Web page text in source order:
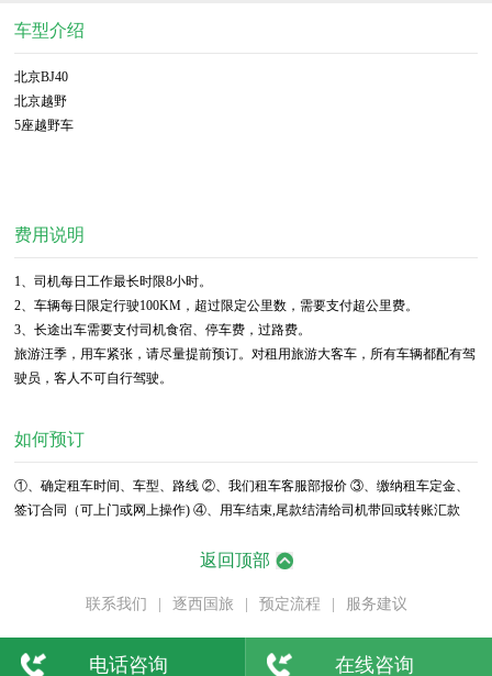
车型介绍
北京BJ40
北京越野
5座越野车
费用说明
1、司机每日工作最长时限8小时。
2、车辆每日限定行驶100KM，超过限定公里数，需要支付超公里费。
3、长途出车需要支付司机食宿、停车费，过路费。
旅游汪季，用车紧张，请尽量提前预订。对租用旅游大客车，所有车辆都配有驾
驶员，客人不可自行驾驶。
如何预订
①、确定租车时间、车型、路线 ②、我们租车客服部报价 ③、缴纳租车定金、
签订合同（可上门或网上操作) ④、用车结束,尾款结清给司机带回或转账汇款
返回顶部
联系我们 | 逐西国旅 | 预定流程 | 服务建议
电话咨询 在线咨询